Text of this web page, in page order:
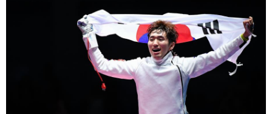
健康 信息化
公益 军事 无人机
摄影 新华广播
新华电视英文